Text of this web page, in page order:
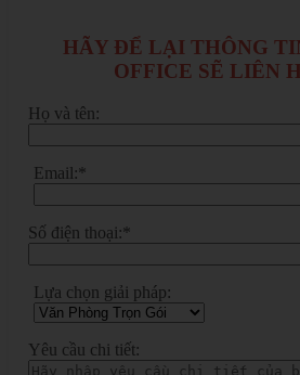
HÃY ĐỂ LẠI THÔNG
OFFICE SẼ LIÊN
Họ và tên:
Email:*
Số điện thoại:*
Lựa chọn giải pháp:
Yêu cầu chi tiết: